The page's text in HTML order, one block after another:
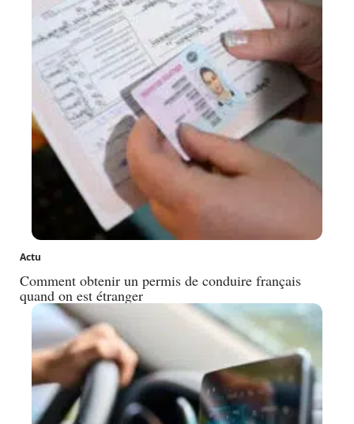
Actu
Comment obtenir un permis de conduire français
quand on est étranger